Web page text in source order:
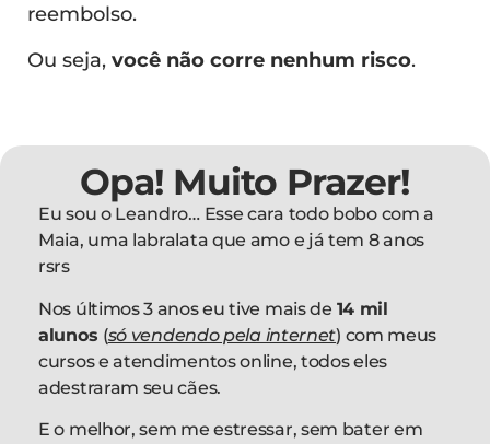
reembolso.
Ou seja, você não corre nenhum risco.
Opa! Muito Prazer!
Eu sou o Leandro… Esse cara todo bobo com a
Maia, uma labralata que amo e já tem 8 anos
rsrs
Nos últimos 3 anos eu tive mais de 14 mil
alunos (só vendendo pela internet) com meus
cursos e atendimentos online, todos eles
adestraram seu cães.
E o melhor, sem me estressar, sem bater em